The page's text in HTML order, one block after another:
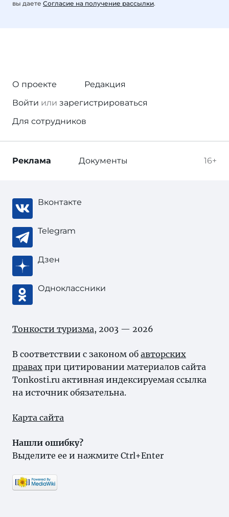
вы даете Согласие на получение рассылки.
О проекте
Редакция
Войти или зарегистрироваться
Для сотрудников
16+
Реклама Документы
Вконтакте
Telegram
Дзен
Одноклассники
Тонкости туризма, 2003 — 2026
В соответствии с законом об авторских
правах при цитировании материалов сайта
Tonkosti.ru активная индексируемая ссылка
на источник обязательна.
Карта сайта
Нашли ошибку?
Выделите ее и нажмите Ctrl+Enter